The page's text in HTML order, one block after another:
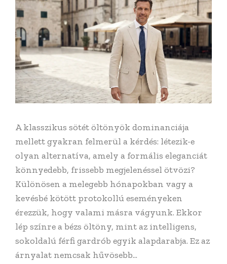
A klasszikus sötét öltönyök dominanciája
mellett gyakran felmerül a kérdés: létezik-e
olyan alternatíva, amely a formális eleganciát
könnyedebb, frissebb megjelenéssel ötvözi?
Különösen a melegebb hónapokban vagy a
kevésbé kötött protokollú eseményeken
érezzük, hogy valami másra vágyunk. Ekkor
lép színre a bézs öltöny, mint az intelligens,
sokoldalú férfi gardrób egyik alapdarabja. Ez az
árnyalat nemcsak hűvösebb...